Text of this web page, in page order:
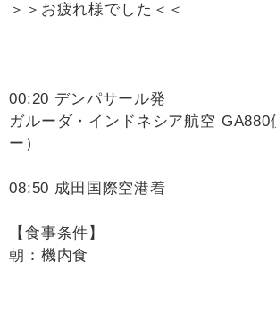
＞＞お疲れ様でした＜＜
00:20 デンパサール発
ガルーダ・インドネシア航空 GA880
ー）
08:50 成田国際空港着
【食事条件】
朝：機内食